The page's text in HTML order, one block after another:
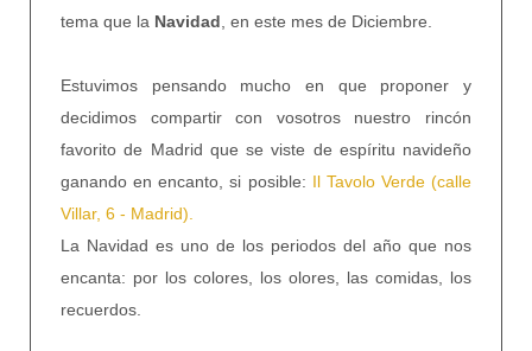
tema que la Navidad , en este mes de Diciembre.
Estuvimos pensando mucho en que proponer y
decidimos compartir con vosotros nuestro rincón
favorito de Madrid que se viste de espíritu navideño
ganando en encanto, si posible: Il Tavolo Verde (calle
Villar, 6 - Madrid).
La Navidad es uno de los periodos del año que nos
encanta: por los colores, los olores, las comidas, los
recuerdos.